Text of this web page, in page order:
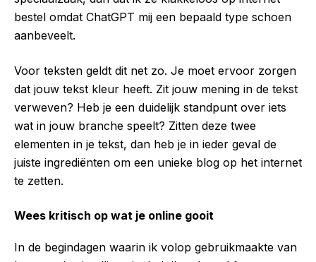
bestel omdat ChatGPT mij een bepaald type schoen
aanbeveelt.
Voor teksten geldt dit net zo. Je moet ervoor zorgen
dat jouw tekst kleur heeft. Zit jouw mening in de tekst
verweven? Heb je een duidelijk standpunt over iets
wat in jouw branche speelt? Zitten deze twee
elementen in je tekst, dan heb je in ieder geval de
juiste ingrediënten om een unieke blog op het internet
te zetten.
Wees kritisch op wat je online gooit
In de begindagen waarin ik volop gebruikmaakte van